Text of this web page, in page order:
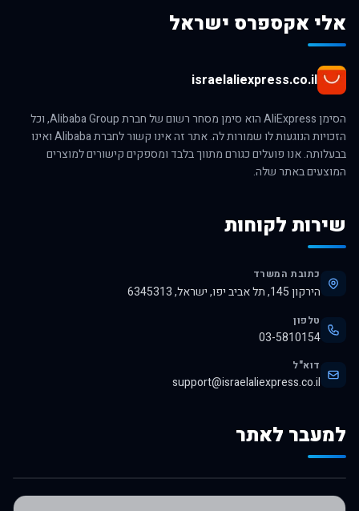
אלי אקספרס ישראל
israelaliexpress.co.il
הסימן AliExpress הוא סימן מסחר רשום של חברת Alibaba Group, וכל
הזכויות הנוגעות לו שמורות לה. אתר זה אינו קשור לחברת Alibaba ואינו
בבעלותה. אנו פועלים כגורם מתווך בלבד ומספקים קישורים למוצרים
המוצעים באתר שלה.
שירות לקוחות
כתובת המשרד
הירקון 145, תל אביב יפו, ישראל, 6345313
טלפון
03-5810154
דוא"ל
support@israelaliexpress.co.il
למעבר לאתר
לרכישה באלי אקספרס